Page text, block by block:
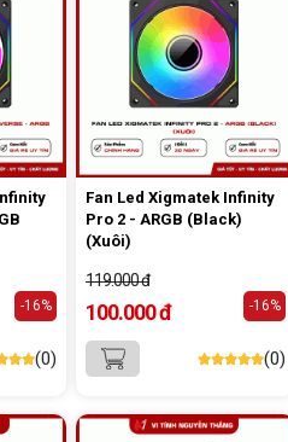
-16%
(0)
Fan Led Xigmatek Infinity
Pro 2 - ARGB (Black)
(Xuôi)
119.000 đ
100.000 đ -16%
(0)